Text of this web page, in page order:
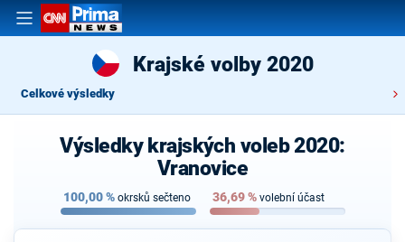
Krajské volby 2020
Celkové výsledky
Výsledky krajských voleb 2020:
Vranovice
100,00% okrsků sečteno 36,69% volební účast